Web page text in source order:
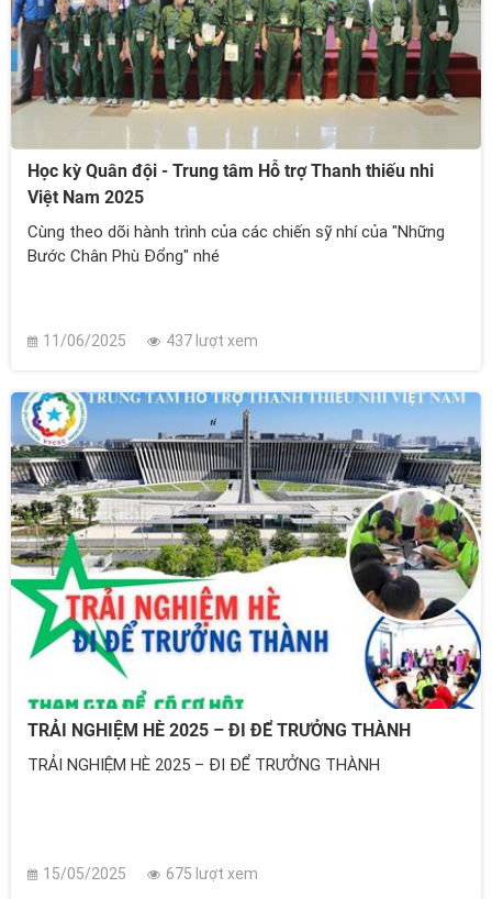
Học kỳ Quân đội - Trung tâm Hỗ trợ Thanh thiếu nhi
Việt Nam 2025
Cùng theo dõi hành trình của các chiến sỹ nhí của "Những
Bước Chân Phù Đổng" nhé
11/06/2025 437 lượt xem
TRẢI NGHIỆM HÈ 2025 – ĐI ĐỂ TRƯỞNG THÀNH
TRẢI NGHIỆM HÈ 2025 – ĐI ĐỂ TRƯỞNG THÀNH
15/05/2025 675 lượt xem